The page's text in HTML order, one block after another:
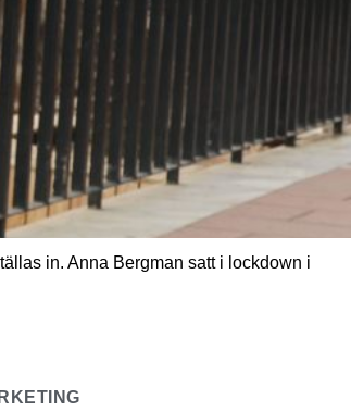
in. Anna Bergman satt i lockdown i